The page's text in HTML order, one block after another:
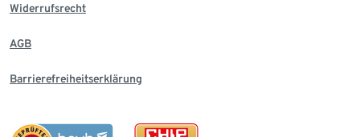
Widerrufsrecht
AGB
Barrierefreiheitserklärung